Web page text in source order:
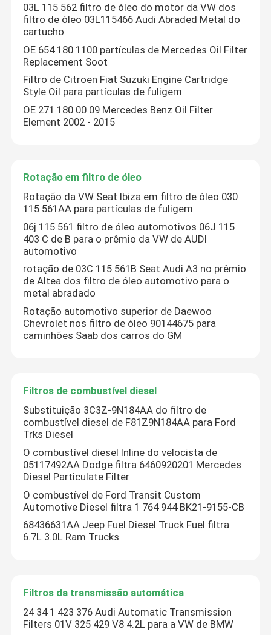
Produtos
Vídeos
03L 115 562 filtro de óleo do motor da VW dos
filtro de óleo 03L115466 Audi Abraded Metal do
cartucho
OE 654 180 1100 partículas de Mercedes Oil Filter
Replacement Soot
Filtro de Citroen Fiat Suzuki Engine Cartridge
Style Oil para partículas de fuligem
OE 271 180 00 09 Mercedes Benz Oil Filter
Element 2002 - 2015
Rotação em filtro de óleo
Rotação da VW Seat Ibiza em filtro de óleo 030
115 561AA para partículas de fuligem
06j 115 561 filtro de óleo automotivos 06J 115
403 C de B para o prêmio da VW de AUDI
automotivo
rotação de 03C 115 561B Seat Audi A3 no prêmio
de Altea dos filtro de óleo automotivo para o
metal abradado
Rotação automotivo superior de Daewoo
Chevrolet nos filtro de óleo 90144675 para
caminhões Saab dos carros do GM
Filtros de combustível diesel
Substituição 3C3Z-9N184AA do filtro de
combustível diesel de F81Z9N184AA para Ford
Trks Diesel
O combustível diesel Inline do velocista de
05117492AA Dodge filtra 6460920201 Mercedes
Diesel Particulate Filter
O combustível de Ford Transit Custom
Automotive Diesel filtra 1 764 944 BK21-9155-CB
68436631AA Jeep Fuel Diesel Truck Fuel filtra
6.7L 3.0L Ram Trucks
Filtros da transmissão automática
24 34 1 423 376 Audi Automatic Transmission
Filters 01V 325 429 V8 4.2L para a VW de BMW